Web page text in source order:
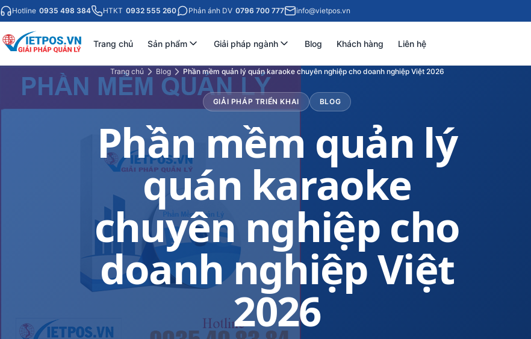
Hotline 0935 498 384 HTKT 0932 555 260 Phản ánh DV 0796 700 777 info@vietpos.vn
Trang chủ Sản phẩm Giải pháp ngành Blog Khách hàng Liên hệ
Trang chủ Blog Phần mềm quản lý quán karaoke chuyên nghiệp cho doanh nghiệp Việt 2026
GIẢI PHÁP TRIỂN KHAI BLOG
Phần mềm quản lý
quán karaoke
chuyên nghiệp cho
doanh nghiệp Việt
2026